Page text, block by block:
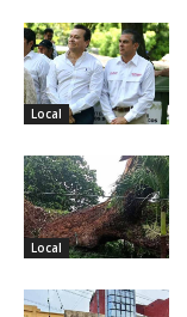
Local
Local